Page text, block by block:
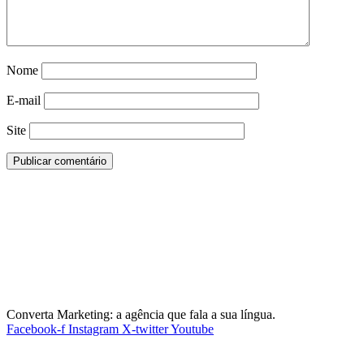
Nome
E-mail
Site
Converta Marketing: a agência que fala a sua língua.
Facebook-f Instagram X-twitterYoutube